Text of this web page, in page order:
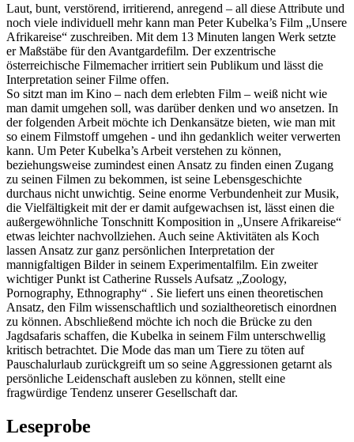
Laut, bunt, verstörend, irritierend, anregend – all diese Attribute und
noch viele individuell mehr kann man Peter Kubelka’s Film „Unsere
Afrikareise“ zuschreiben. Mit dem 13 Minuten langen Werk setzte
er Maßstäbe für den Avantgardefilm. Der exzentrische
österreichische Filmemacher irritiert sein Publikum und lässt die
Interpretation seiner Filme offen.
So sitzt man im Kino – nach dem erlebten Film – weiß nicht wie
man damit umgehen soll, was darüber denken und wo ansetzen. In
der folgenden Arbeit möchte ich Denkansätze bieten, wie man mit
so einem Filmstoff umgehen - und ihn gedanklich weiter verwerten
kann. Um Peter Kubelka’s Arbeit verstehen zu können,
beziehungsweise zumindest einen Ansatz zu finden einen Zugang
zu seinen Filmen zu bekommen, ist seine Lebensgeschichte
durchaus nicht unwichtig. Seine enorme Verbundenheit zur Musik,
die Vielfältigkeit mit der er damit aufgewachsen ist, lässt einen die
außergewöhnliche Tonschnitt Komposition in „Unsere Afrikareise“
etwas leichter nachvollziehen. Auch seine Aktivitäten als Koch
lassen Ansatz zur ganz persönlichen Interpretation der
mannigfaltigen Bilder in seinem Experimentalfilm. Ein zweiter
wichtiger Punkt ist Catherine Russels Aufsatz „Zoology,
Pornography, Ethnography“ . Sie liefert uns einen theoretischen
Ansatz, den Film wissenschaftlich und sozialtheoretisch einordnen
zu können. Abschließend möchte ich noch die Brücke zu den
Jagdsafaris schaffen, die Kubelka in seinem Film unterschwellig
kritisch betrachtet. Die Mode das man um Tiere zu töten auf
Pauschalurlaub zurückgreift um so seine Aggressionen getarnt als
persönliche Leidenschaft ausleben zu können, stellt eine
fragwürdige Tendenz unserer Gesellschaft dar.
Leseprobe